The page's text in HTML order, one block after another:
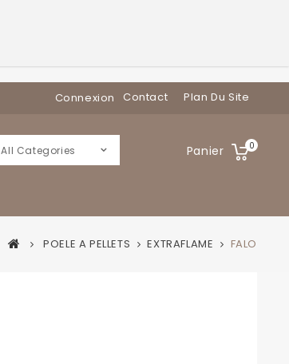
Contact Plan Du Site
Connexion
Panier 0
All Categories
POELE A PELLETS EXTRAFLAME FALO